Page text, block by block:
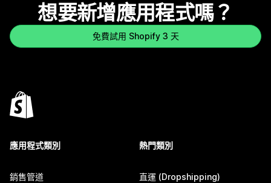
想要新增應用程式嗎？
免費試用 Shopify 3 天
應用程式類別
銷售管道
熱門類別
直運 (Dropshipping)